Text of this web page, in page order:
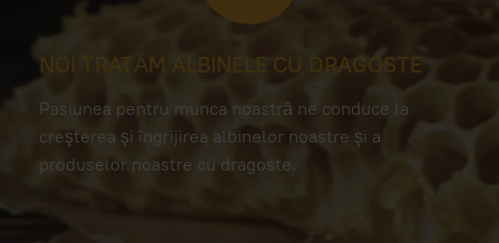
NOI TRATĂM ALBINELE CU DRAGOSTE
Pasiunea pentru munca noastră ne conduce la
creşterea şi îngrijirea albinelor noastre şi a
produselor noastre cu dragoste.